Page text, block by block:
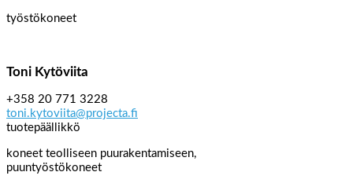
työstökoneet
Toni Kytöviita
+358 20 771 3228
toni.kytoviita@projecta.fi
tuotepäällikkö
koneet teolliseen puurakentamiseen,
puuntyöstökoneet